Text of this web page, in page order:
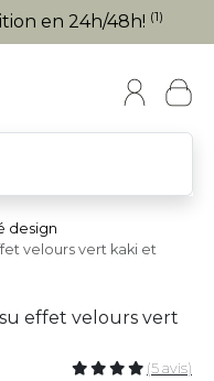
en 24h/48h! (1)
design
velours vert kaki et
effet velours vert
(5 avis)